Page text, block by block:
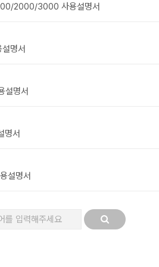
2000/3000 사용설명서
명서
설명서
명서
설명서